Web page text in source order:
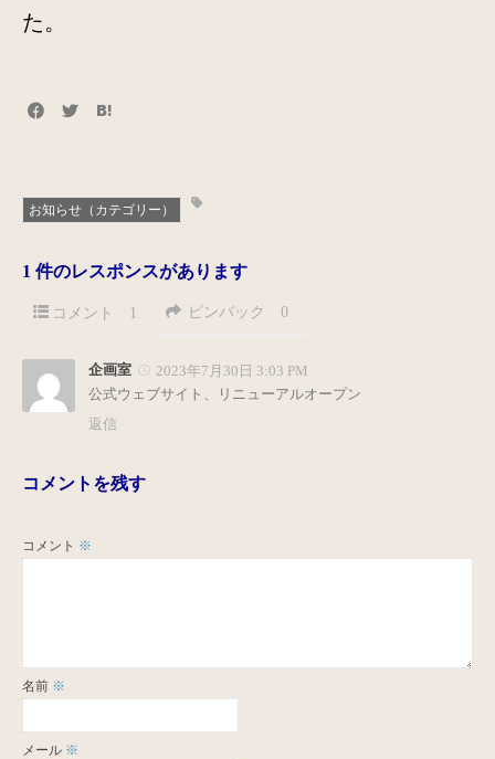
た。
お知らせ（カテゴリー）
1 件のレスポンスがあります
コメント 1 ピンバック 0
企画室
2023年7月30日 3:03 PM
公式ウェブサイト、リニューアルオープン
返信
コメントを残す
コメント ※
名前 ※
メール ※